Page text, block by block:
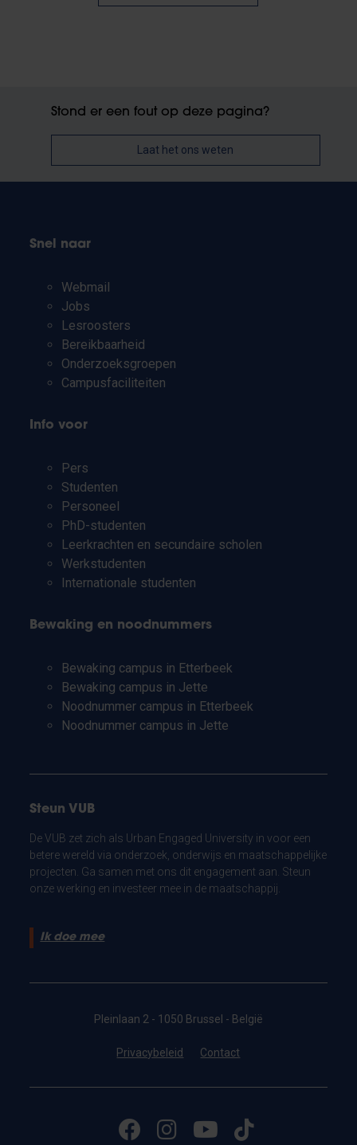
Stond er een fout op deze pagina?
Laat het ons weten
Snel naar
Webmail
Jobs
Lesroosters
Bereikbaarheid
Onderzoeksgroepen
Campusfaciliteiten
Info voor
Pers
Studenten
Personeel
PhD-studenten
Leerkrachten en secundaire scholen
Werkstudenten
Internationale studenten
Bewaking en noodnummers
Bewaking campus in Etterbeek
Bewaking campus in Jette
Noodnummer campus in Etterbeek
Noodnummer campus in Jette
Steun VUB
De VUB zet zich als Urban Engaged University in voor een
betere wereld via onderzoek, onderwijs en maatschappelijke
projecten. Ga samen met ons dit engagement aan. Steun
onze werking en investeer mee in de maatschappij.
Ik doe mee
Pleinlaan 2 - 1050 Brussel - België
Privacybeleid Contact